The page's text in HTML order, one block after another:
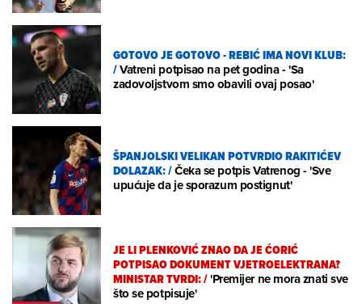
GOTOVO JE GOTOVO - REBIĆ IMA NOVI KLUB:
/Vatreni potpisao na pet godina - 'Sa
zadovoljstvom smo obavili ovaj posao'
ŠPANJOLSKI VELIKAN POTVRDIO RAKITIĆEV
DOLAZAK:/Čeka se potpis Vatrenog - 'Sve
upućuje da je sporazum postignut'
JE LI PLENKOVIĆ ZNAO DA JE ĆORIĆ
POTPISAO DOKUMENT VJETROELEKTRANA?
MINISTAR TVRDI:/'Premijer ne mora znati sve
što se potpisuje'